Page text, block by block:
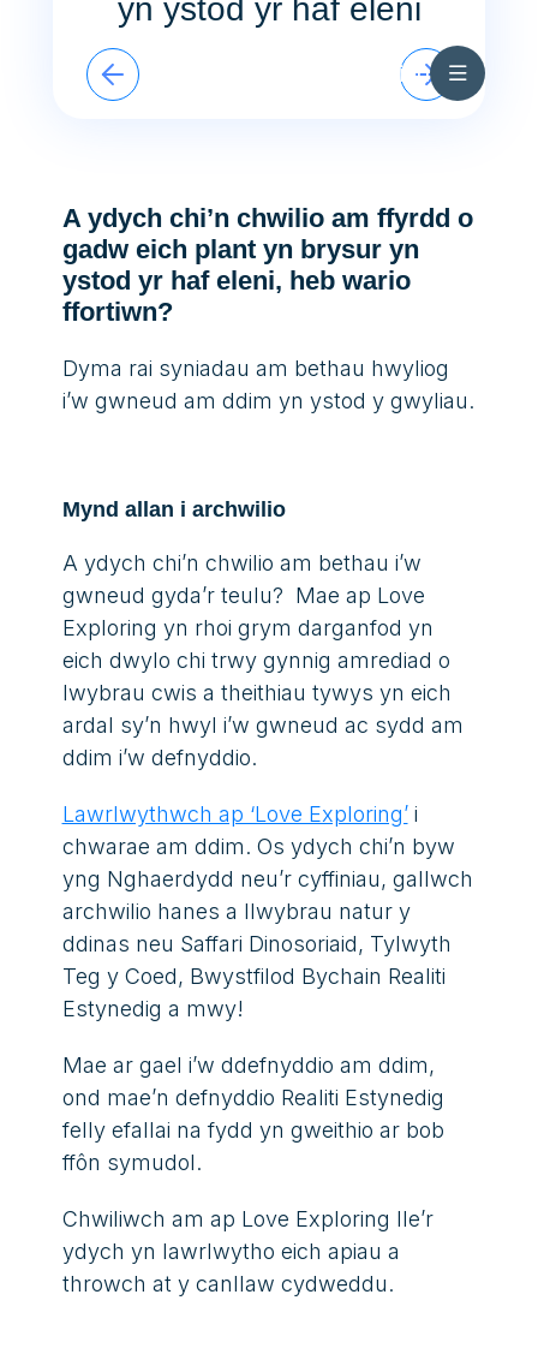
Skip to content
In Touch Haf 2026
English
yn ystod yr haf eleni
A ydych chi’n chwilio am ffyrdd o
gadw eich plant yn brysur yn
ystod yr haf eleni, heb wario
ffortiwn?
Dyma rai syniadau am bethau hwyliog
i’w gwneud am ddim yn ystod y gwyliau.
Mynd allan i archwilio
A ydych chi’n chwilio am bethau i’w
gwneud gyda’r teulu? Mae ap Love
Exploring yn rhoi grym darganfod yn
eich dwylo chi trwy gynnig amrediad o
lwybrau cwis a theithiau tywys yn eich
ardal sy’n hwyl i’w gwneud ac sydd am
ddim i’w defnyddio.
Lawrlwythwch ap ‘Love Exploring’i
chwarae am ddim. Os ydych chi’n byw
yng Nghaerdydd neu’r cyffiniau, gallwch
archwilio hanes a llwybrau natur y
ddinas neu Saffari Dinosoriaid, Tylwyth
Teg y Coed, Bwystfilod Bychain Realiti
Estynedig a mwy!
Mae ar gael i’w ddefnyddio am ddim,
ond mae’n defnyddio Realiti Estynedig
felly efallai na fydd yn gweithio ar bob
ffôn symudol.
Chwiliwch am ap Love Exploring lle’r
ydych yn lawrlwytho eich apiau a
throwch at y canllaw cydweddu.